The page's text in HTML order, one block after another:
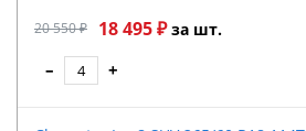
20 550 ₽ 18 495 ₽за шт.
– +